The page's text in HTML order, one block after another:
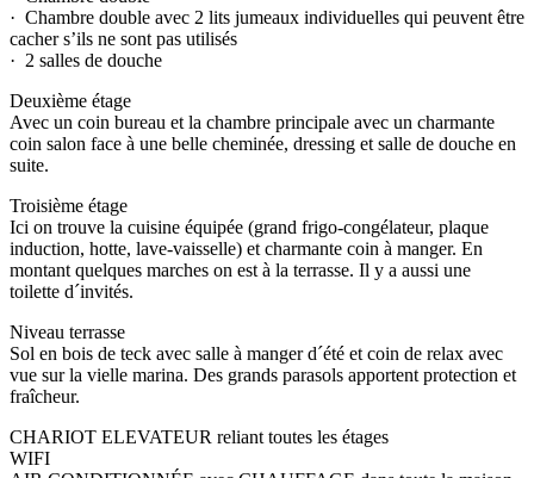
· Chambre double avec 2 lits jumeaux individuelles qui peuvent être
cacher s’ils ne sont pas utilisés
· 2 salles de douche
Deuxième étage
Avec un coin bureau et la chambre principale avec un charmante
coin salon face à une belle cheminée, dressing et salle de douche en
suite.
Troisième étage
Ici on trouve la cuisine équipée (grand frigo-congélateur, plaque
induction, hotte, lave-vaisselle) et charmante coin à manger. En
montant quelques marches on est à la terrasse. Il y a aussi une
toilette d´invités.
Niveau terrasse
Sol en bois de teck avec salle à manger d´été et coin de relax avec
vue sur la vielle marina. Des grands parasols apportent protection et
fraîcheur.
CHARIOT ELEVATEUR reliant toutes les étages
WIFI